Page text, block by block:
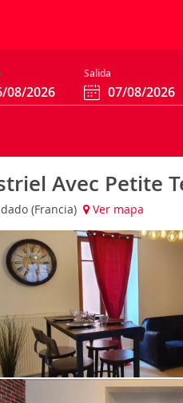
Salida
Avec Petite
(Francia) Ver mapa